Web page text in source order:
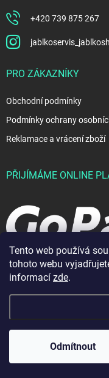
Tento web používá
tohoto webu
informací zde.
Odmítnout
+420 739 875 267
PRO ZÁKAZNÍKY
Obchodní podmínky
Podmínky ochrany
Reklamace a vrácení zboží
PŘIJÍMÁME ONLINE
Odstoupit od smlouvy